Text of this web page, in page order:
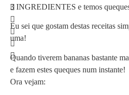
3 INGREDIENTES e temos
Eu sei que gostam destas receitas
uma!
Quando tiverem bananas bastante
e fazem estes queques num instante!
Ora vejam: